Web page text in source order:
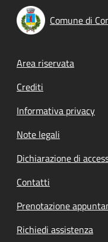
Comune di
Footer menu
Area riservata
Crediti
Informativa privacy
Note legali
Dichiarazione di
Contatti
Prenotazione
Richiedi assistenza